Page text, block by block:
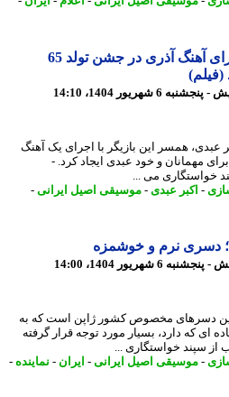
همسر اکبر عبدی با اجرای آهنگ آذری در جشن تولد 65
اکبر عبدی، همسر این بازیگر با اجرای یک آهنگ
و خود عبدی ایجاد کرد. -
می ...
- اکبر عبدی-موسیقی اصیل ایرانی-
نرم و خوشمزه
مخصوص کشور ژاپن است که به
دارد، بسیار مورد توجه قرار گرفته
خواستگاری ...
- موسیقی اصیل ایرانی- ایران - نماینده-